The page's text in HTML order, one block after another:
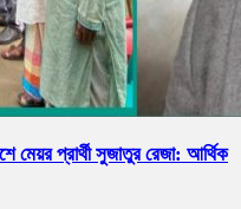
মেয়র প্রার্থী সুজাতুর রেজা: আর্থিক